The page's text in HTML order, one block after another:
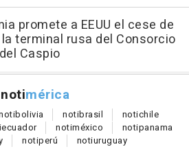
promete a EEUU el cese de
terminal rusa del Consorcio
Caspio
notimérica
bolivia notibrasil notichile
ecuador notiméxico notipanama
notiperú notiuruguay